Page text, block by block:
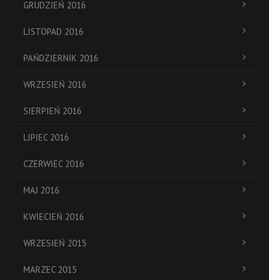
GRUDZIEŃ 2016
LISTOPAD 2016
PAŃDZIERNIK 2016
WRZESIEŃ 2016
SIERPIEŃ 2016
LIPIEC 2016
CZERWIEC 2016
MAJ 2016
KWIECIEŃ 2016
WRZESIEŃ 2015
MARZEC 2015